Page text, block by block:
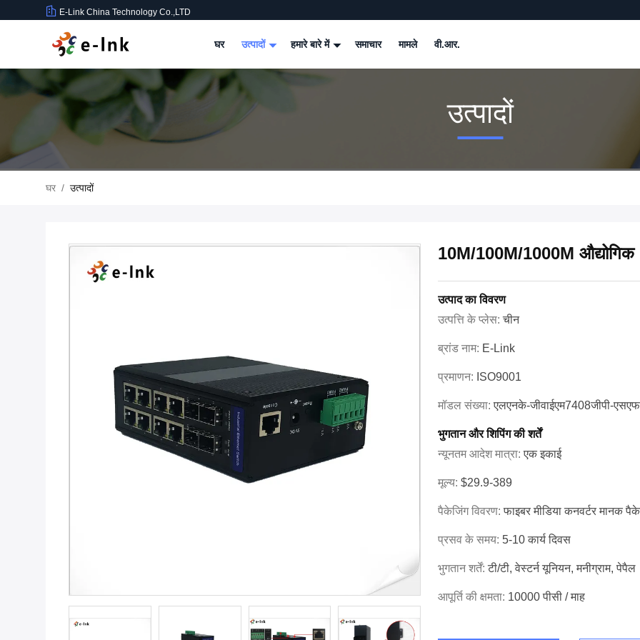
E-Link China Technology Co.,LTD
घर उत्पादों हमारे बारे में समाचार मामले वी.आर.
उत्पादों
घर / उत्पादों
10M/100M/1000M औद्योगिक
उत्पाद का विवरण
उत्पत्ति के प्लेस:चीन
ब्रांड नाम: E-Link
प्रमाणन: ISO9001
मॉडल संख्या:एलएनके-जीवाईएम7408जीपी-
भुगतान और शिपिंग की शर्तें
न्यूनतम आदेश मात्रा:एक इकाई
मूल्य: $29.9-389
पैकेजिंग विवरण:फाइबर मीडिया कनवर्टर मानक
प्रसव के समय: 5-10 कार्य दिवस
भुगतान शर्तें:टी/टी, वेस्टर्न यूनियन, मनीग्राम, पेपैल
आपूर्ति की क्षमता: 10000 पीसी / माह